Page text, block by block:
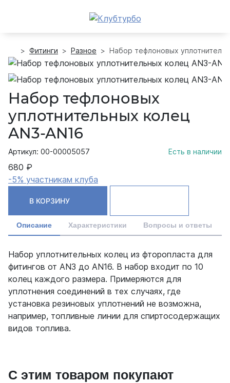
Фитинги Разное Набор тефлоновых
Набор тефлоновых
уплотнительных колец
AN3-AN16
Артикул: 00-00005057 Есть в наличии
680 ₽
-5% участникам клуба
В КОРЗИНУ
Описание Характеристики Вопросы и ответы
Набор уплотнительных колец из фторопласта для
фитингов от AN3 до AN16. В набор входит по 10
колец каждого размера. Примеряются для
уплотнения соединений в тех случаях, где
установка резиновых уплотнений не возможна,
например, топливные линии для спиртосодержащих
видов топлива.
С этим товаром покупают